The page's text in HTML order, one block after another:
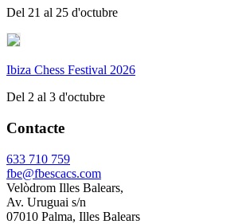
Del 21 al 25 d'octubre
Ibiza Chess Festival 2026
Del 2 al 3 d'octubre
Contacte
633 710 759
fbe@fbescacs.com
Velòdrom Illes Balears,
Av. Uruguai s/n
07010 Palma, Illes Balears